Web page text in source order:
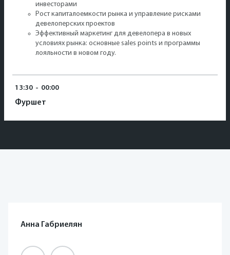
инвесторами
Рост капиталоемкости рынка и управление рисками
девелоперских проектов
Эффективный маркетинг для девелопера в новых
условиях рынка: основные sales points и программы
лояльности в новом году.
13:30 - 00:00
Фуршет
Анна Габриелян